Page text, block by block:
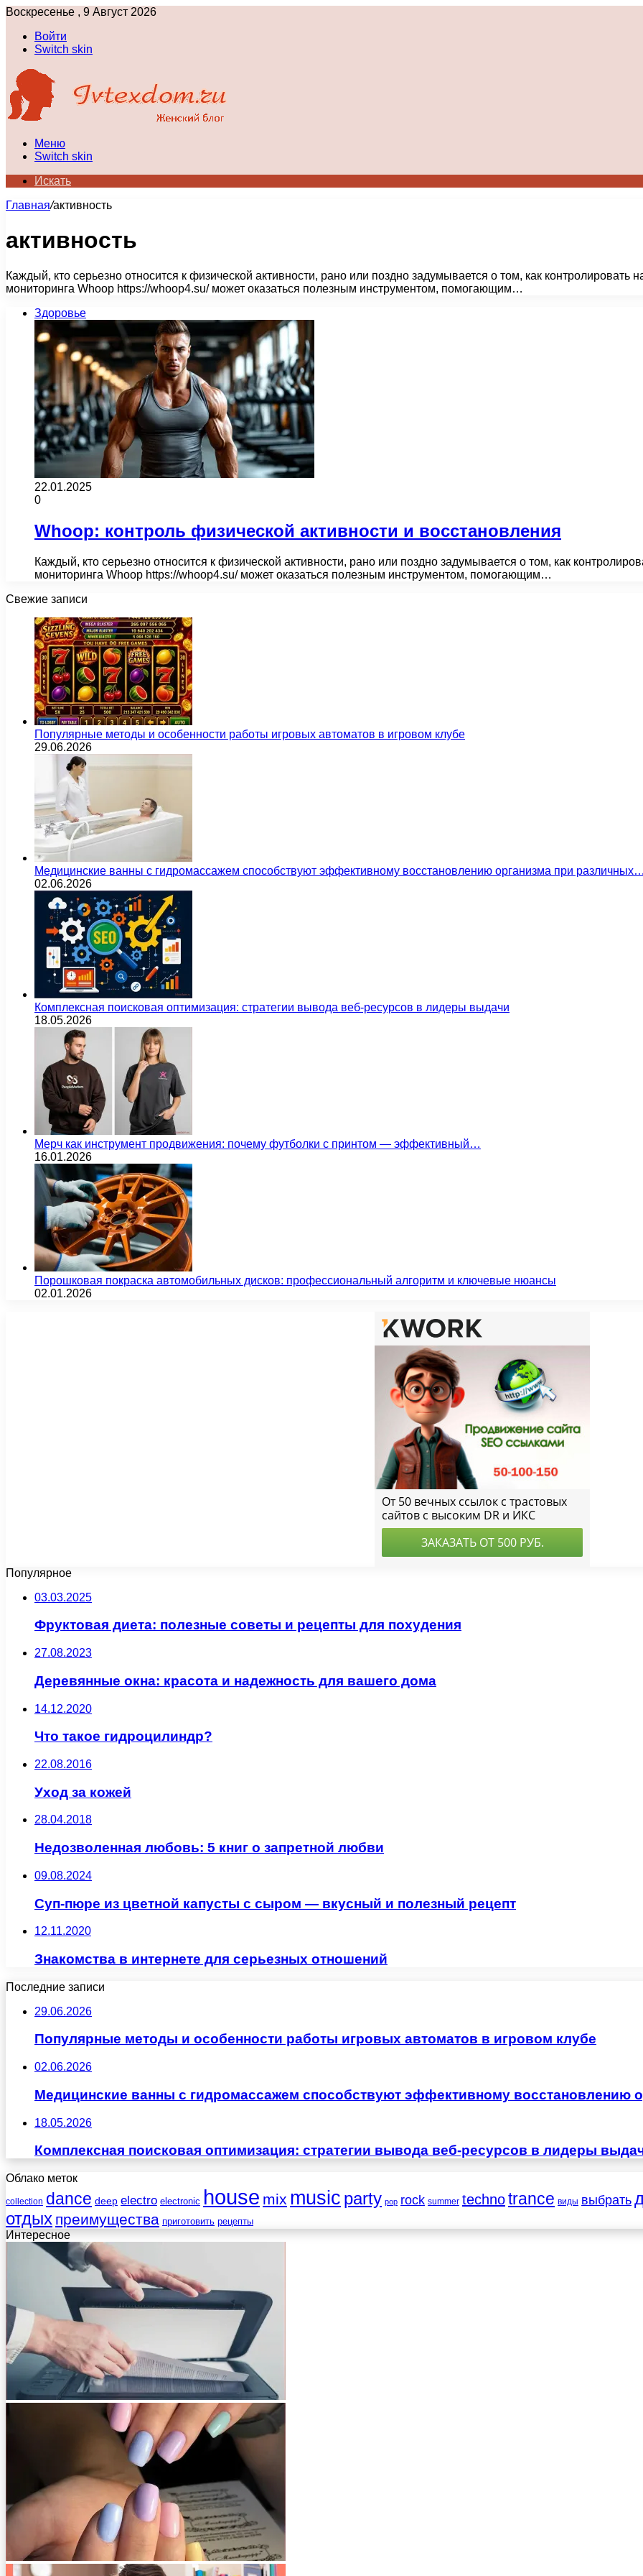
Воскресенье , 9 Август 2026
Войти
Switch skin
Меню
Switch skin
Искать
Главная/активность
активность
Каждый, кто серьезно относится к физической активности, рано или поздно задумывается о том, как контролировать
мониторинга Whoop https://whoop4.su/ может оказаться полезным инструментом, помогающим…
Здоровье
22.01.2025
0
Whoop: контроль физической активности и восстановления
Каждый, кто серьезно относится к физической активности, рано или поздно задумывается о том, как
мониторинга Whoop https://whoop4.su/ может оказаться полезным инструментом, помогающим…
Свежие записи
Популярные методы и особенности работы игровых автоматов в игровом клубе
29.06.2026
Медицинские ванны с гидромассажем способствуют эффективному восстановлению организма при
02.06.2026
Комплексная поисковая оптимизация: стратегии вывода веб-ресурсов в лидеры выдачи
18.05.2026
Мерч как инструмент продвижения: почему футболки с принтом — эффективный…
16.01.2026
Порошковая покраска автомобильных дисков: профессиональный алгоритм и ключевые нюансы
02.01.2026
Популярное
03.03.2025
Фруктовая диета: полезные советы и рецепты для похудения
27.08.2023
Деревянные окна: красота и надежность для вашего дома
14.12.2020
Что такое гидроцилиндр?
22.08.2016
Уход за кожей
28.04.2018
Недозволенная любовь: 5 книг о запретной любви
09.08.2024
Суп-пюре из цветной капусты с сыром — вкусный и полезный рецепт
12.11.2020
Знакомства в интернете для серьезных отношений
Последние записи
29.06.2026
Популярные методы и особенности работы игровых автоматов в игровом клубе
02.06.2026
Медицинские ванны с гидромассажем способствуют эффективному восстановлению
18.05.2026
Комплексная поисковая оптимизация: стратегии вывода веб-ресурсов в лидеры
Облако меток
collection dance deep electro electronic house mix music party pop rock summer technotrance виды выбрать
отдых преимущества приготовить рецепты
Интересное